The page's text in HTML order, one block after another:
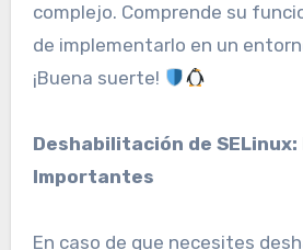
complejo. Comprende su
de implementarlo en un
¡Buena suerte!
Deshabilitación de
Importantes
En caso de que necesites